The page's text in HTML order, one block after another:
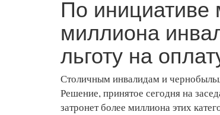
По инициативе
миллиона
льготу на
Столичным инвалидам и
Решение, принятое сегодня на
затронет более миллиона этих